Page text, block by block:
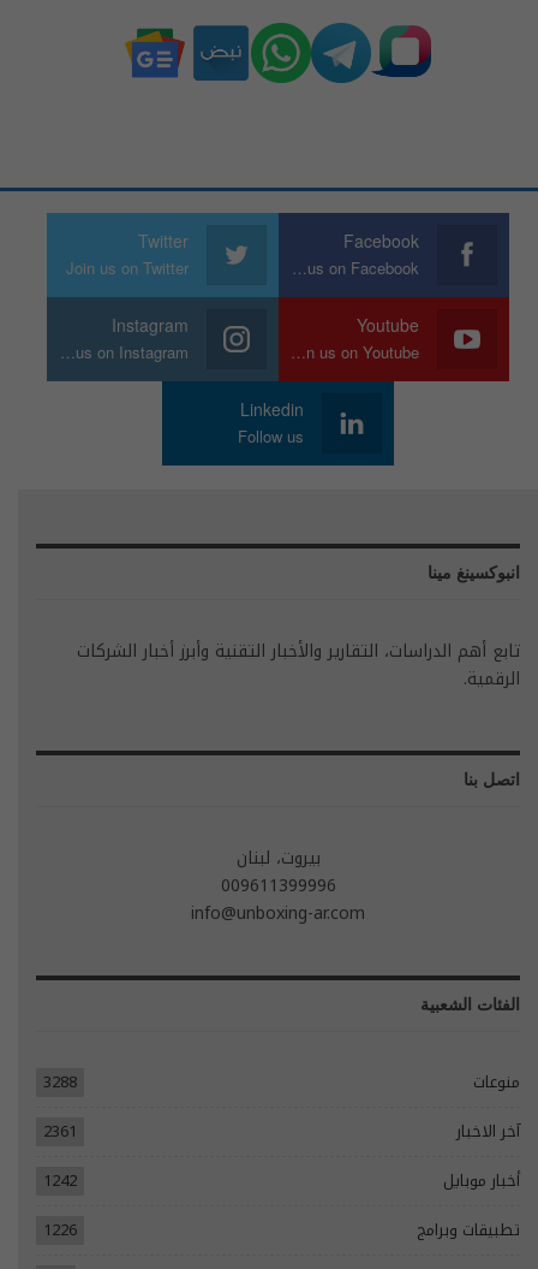
Facebook
Join us on Facebook
Twitter
Join us on Twitter
Youtube
Join us on Youtube
Instagram
Join us on Instagram
Linkedin
Follow us
انبوكسينغ مينا
تابع أهم الدراسات، التقارير والأخبار التقنية وأبرز أخبار الشركات
الرقمية.
اتصل بنا
بيروت، لبنان
009611399996
info@unboxing-ar.com
الفئات الشعبية
منوعات
3288
آخر الاخبار
2361
أخبار موبايل
1242
تطبيقات وبرامج
1226